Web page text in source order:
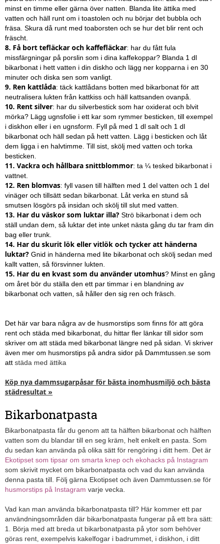
minst en timme eller gärna över natten. Blanda lite ättika med
vatten och häll runt om i toastolen och nu börjar det bubbla och
fräsa. Skura då runt med toaborsten och se hur det blir rent och
fräscht.
8. Få bort tefläckar och kaffefläckar: har du fått fula
missfärgningar på porslin som i dina kaffekoppar? Blanda 1 dl
bikarbonat i hett vatten i din diskho och lägg ner kopparna i en 30
minuter och diska sen som vanligt.
9. Ren kattlåda: täck kattlådans botten med bikarbonat för att
neutralisera lukten från kattkiss och häll kattsanden ovanpå.
10. Rent silver: har du silverbestick som har oxiderat och blvit
mörka? Lägg ugnsfolie i ett kar som rymmer besticken, till exempel
i diskhon eller i en ugnsform. Fyll på med 1 dl salt och 1 dl
bikarbonat och häll sedan på hett vatten. Lägg i besticken och låt
dem ligga i en halvtimme. Till sist, skölj med vatten och torka
besticken.
11. Vackra och hållbara snittblommor: ta ¼ tesked bikarbonat i
vattnet.
12. Ren blomvas: fyll vasen till hälften med 1 del vatten och 1 del
vinäger och tillsätt sedan bikarbonat. Låt verka en stund så
smutsen lösgörs på insidan och skölj till slut med vatten.
13. Har du väskor som luktar illa? Strö bikarbonat i dem och
ställ undan dem, så luktar det inte unket nästa gång du tar fram din
bag eller trunk.
14. Har du skurit lök eller vitlök och tycker att händerna
luktar? Gnid in händerna med lite bikarbonat och skölj sedan med
kallt vatten, så försvinner lukten.
15. Har du en kvast som du använder utomhus? Minst en gång
om året bör du ställa den ett par timmar i en blandning av
bikarbonat och vatten, så håller den sig ren och fräsch.
Det här var bara några av de husmorstips som finns för att göra
rent och städa med bikarbonat, du hittar fler länkar till sidor som
skriver om att städa med bikarbonat längre ned på sidan. Vi skriver
även mer om husmorstips på andra sidor på Dammtussen.se som
att städa med ättika
Köp nya dammsugarpåsar för bästa inomhusmiljö och bästa
städresultat »
Bikarbonatpasta
Bikarbonatpasta får du genom att ta hälften bikarbonat och hälften
vatten som du blandar till en seg kräm, helt enkelt en pasta. Som
du sedan kan använda på olika sätt för rengöring i ditt hem. Det är
Ekotipset som tipsar om smarta knep och ekohacks på Instagram
som skrivit mycket om bikarbonatpasta och vad du kan använda
denna pasta till. Följ gärna Ekotipset och även Dammtussen.se för
husmorstips på Instagram varje vecka.
Vad kan man använda bikarbonatpasta till? Här kommer ett par
användningsområden där bikarbonatpasta fungerar på ett bra sätt:
1. Börja med att breda ut bikarbonatpasta på ytor som behöver
göras rent, exempelvis kakelfogar i badrummet, i diskhon, i ditt